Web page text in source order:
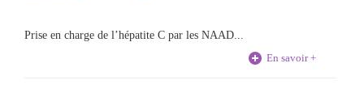
Prise en charge de l’hépatite C par les NAAD...
En savoir +